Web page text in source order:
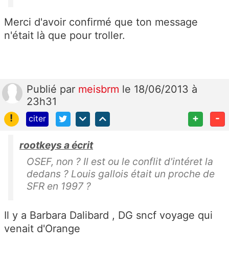
Merci d'avoir confirmé que ton message
n'était là que pour troller.
Publié par meisbrm le 18/06/2013 à
23h31
!
citer + -
rootkeys a écrit
OSEF, non ? Il est ou le conflit d'intéret la
dedans ? Louis gallois était un proche de
SFR en 1997 ?
Il y a Barbara Dalibard , DG sncf voyage qui
venait d'Orange